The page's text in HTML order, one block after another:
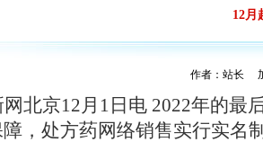
12月
作者：站长
网北京12月1日电 2022年的最
障，处方药网络销售实行实